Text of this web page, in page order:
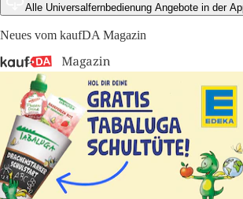
Alle Universalfernbedienung Angebote in der
Neues vom kaufDA Magazin